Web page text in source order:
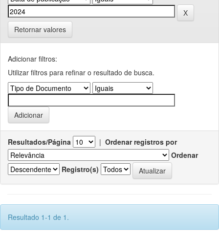
Retornar valores
Adicionar filtros:
Utilizar filtros para refinar o resultado de busca.
Resultados/Página | Ordenar registros por
Ordenar
Registro(s)
Resultado 1-1 de 1.